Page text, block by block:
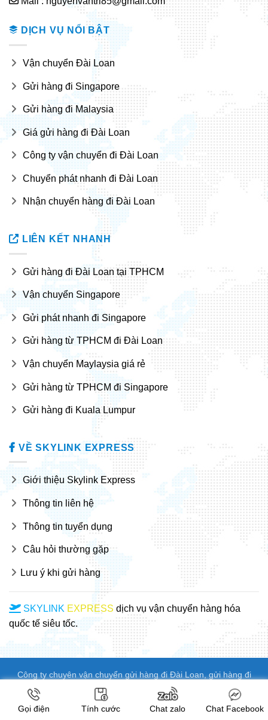
DỊCH VỤ NỔI BẬT
Vận chuyển Đài Loan
Gửi hàng đi Singapore
Gửi hàng đi Malaysia
Giá gửi hàng đi Đài Loan
Công ty vận chuyển đi Đài Loan
Chuyển phát nhanh đi Đài Loan
Nhận chuyển hàng đi Đài Loan
LIÊN KẾT NHANH
Gửi hàng đi Đài Loan tại TPHCM
Vận chuyển Singapore
Gửi phát nhanh đi Singapore
Gửi hàng từ TPHCM đi Đài Loan
Vận chuyển Maylaysia giá rẻ
Gửi hàng từ TPHCM đi Singapore
Gửi hàng đi Kuala Lumpur
VỀ SKYLINK EXPRESS
Giới thiệu Skylink Express
Thông tin liên hệ
Thông tin tuyển dụng
Câu hỏi thường gặp
Lưu ý khi gửi hàng
SKYLINK EXPRESS dịch vụ vận chuyển hàng hóa
quốc tế siêu tốc.
Công ty chuyên vận chuyển gửi hàng đi Đài Loan, gửi hàng đi
sang Taiwan Đài Loan giá rẻ. Chuyên tuyến vận chuyển từ Việt
Nam đi Đài Loan.
Gửi hàng đi sang Đài Bắc, Đài Nam, Đài Trung,
Cao Hùng, Tân Bắc giá rẻ
Gọi điện Tính cước Chat zalo Chat Facebook